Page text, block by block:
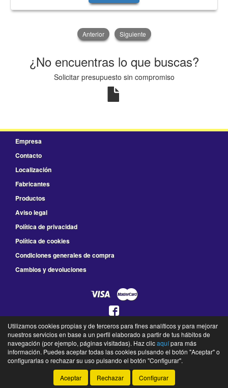
Anterior Siguiente
¿No encuentras lo que buscas?
Solicitar presupuesto sin compromiso
Empresa
Contacto
Localización
Fabricantes
Productos
Aviso legal
Política de privacidad
Política de cookies
Condiciones generales de compra
Cambios y devoluciones
925 78 41 66
L a V de 8:30 a 14:00 y de 16:00 a 19:30 - S de 9:00 a 13:30
©Fraga Agrícola Industrial- 2026 - Tienda online de recambios de Gira
Utilizamos cookies propias y de terceros para fines analíticos y para mejorar
nuestros servicios en base a un perfil elaborado a partir de tus hábitos de
navegación (por ejemplo, páginas visitadas). Haz clicaquípara más
información. Puedes aceptar todas las cookies pulsando el botón "Aceptar" o
configurarlas o rechazar su uso pulsando el botón "Configurar".
Aceptar
Rechazar Configurar